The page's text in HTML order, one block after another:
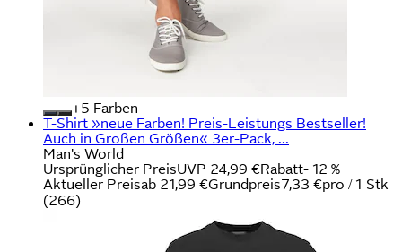
+
Farben
T-Shirt »neue Farben! Preis-Leistungs Bestseller!
Auch in Großen Größen« 3er-Pack, ...
Man's World
Ursprünglicher PreisUVP 24,99 €Rabatt- 12 %
Aktueller Preisab 21,99 €Grundpreis7,33 €pro / 1 Stk
(266)